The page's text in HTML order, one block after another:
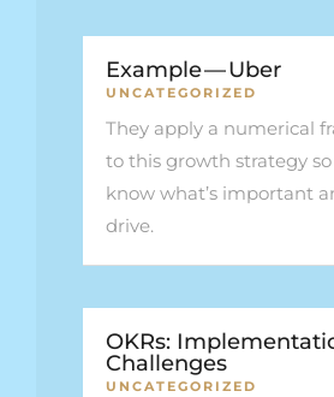
Example — Uber
UNCATEGORIZED
They apply a numerical
to this growth strategy
know what’s important
drive.
OKRs:
Challenges
UNCATEGORIZED